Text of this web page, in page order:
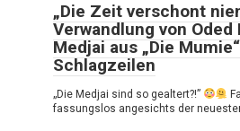
„Die Zeit verschont
Verwandlung von Oded
Medjai aus „Die
Schlagzeilen
„Die Medjai sind so gealtert?!”
fassungslos angesichts der